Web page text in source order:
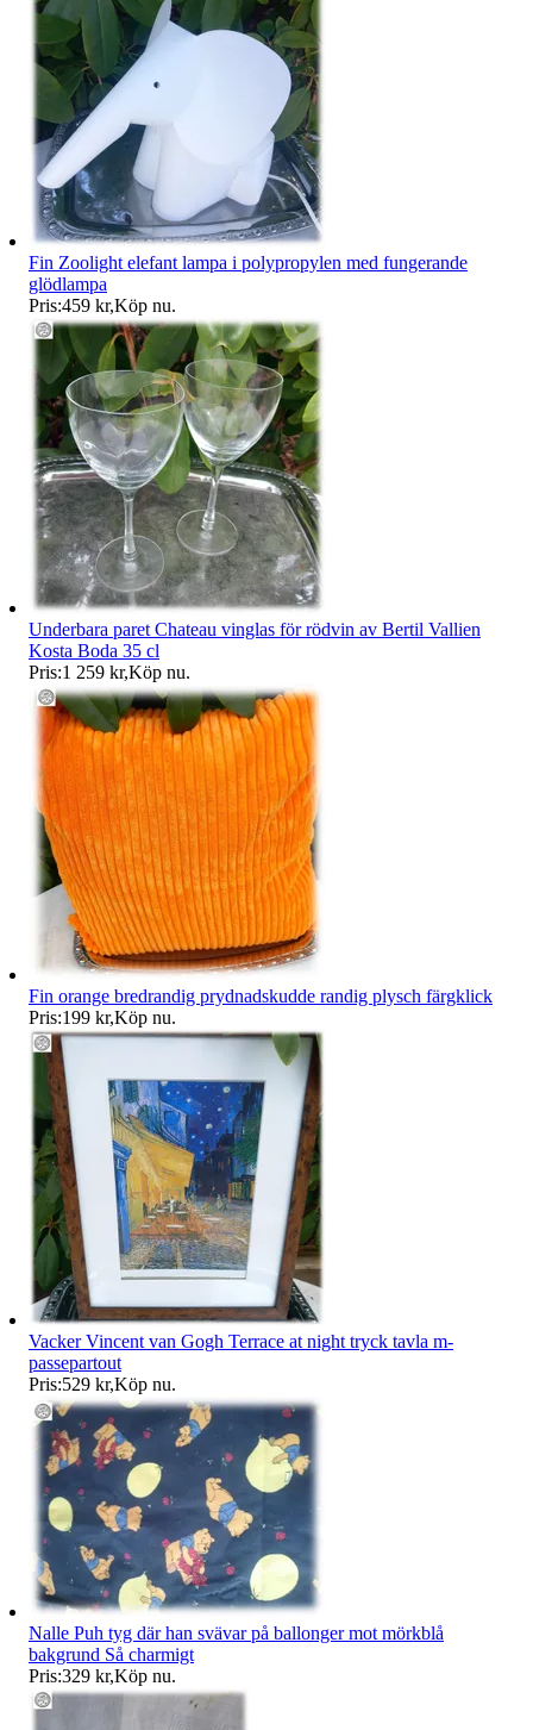
Fin Zoolight elefant lampa i polypropylen med fungerande
glödlampa
Pris:459 kr,Köp nu.
Underbara paret Chateau vinglas för rödvin av Bertil Vallien
Kosta Boda 35 cl
Pris:1 259 kr,Köp nu.
Fin orange bredrandig prydnadskudde randig plysch färgklick
Pris:199 kr,Köp nu.
Vacker Vincent van Gogh Terrace at night tryck tavla m-
passepartout
Pris:529 kr,Köp nu.
Nalle Puh tyg där han svävar på ballonger mot mörkblå
bakgrund Så charmigt
Pris:329 kr,Köp nu.